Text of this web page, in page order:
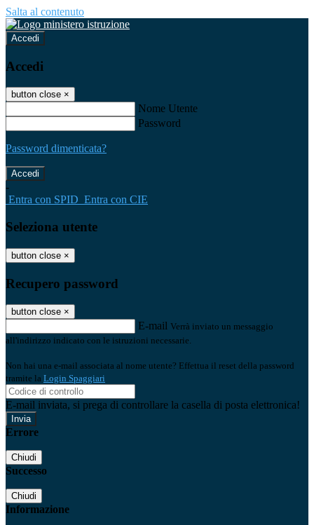
Salta al contenuto
Accedi
Accedi
button close ×
Nome Utente
Password
Password dimenticata?
-
Entra con SPID Entra con CIE
Seleziona utente
button close ×
Recupero password
button close ×
E-mail Verrà inviato un messaggio
all'indirizzo indicato con le istruzioni necessarie.
Non hai una e-mail associata al nome utente? Effettua il reset della password
tramite la Login Spaggiari
E-mail inviata, si prega di controllare la casella di posta elettronica!
Errore
Chiudi
Successo
Chiudi
Informazione